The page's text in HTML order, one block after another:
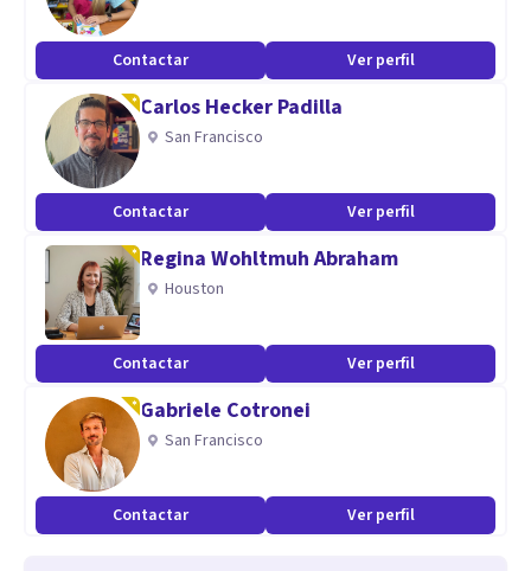
Contactar Ver perfil
Carlos Hecker Padilla
San Francisco
Contactar Ver perfil
Regina Wohltmuh Abraham
Houston
Contactar Ver perfil
Gabriele Cotronei
San Francisco
Contactar Ver perfil